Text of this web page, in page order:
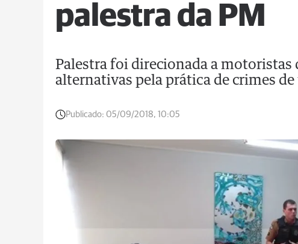
palestra da PM
Palestra foi direcionada a motoristas
alternativas pela prática de crimes
Publicado: 05/09/2018, 10:05